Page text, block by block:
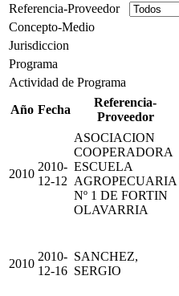
Referencia-Proveedor
Concepto-Medio
Jurisdiccion
Programa
Actividad de Programa
Año Fecha
Referencia-
Proveedor
2010
2010-
12-12
ASOCIACION
COOPERADORA
ESCUELA
AGROPECUARIA
Nº 1 DE FORTIN
OLAVARRIA
2010
2010-
12-16
SANCHEZ,
SERGIO